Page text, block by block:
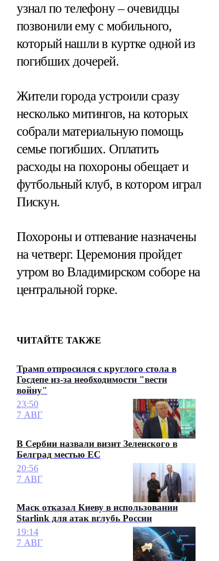
узнал по телефону – очевидцы
позвонили ему с мобильного,
который нашли в куртке одной из
погибших дочерей.
Жители города устроили сразу
несколько митингов, на которых
собрали материальную помощь
семье погибших. Оплатить
расходы на похороны обещает и
футбольный клуб, в котором играл
Пискун.
Похороны и отпевание назначены
на четверг. Церемония пройдет
утром во Владимирском соборе на
центральной горке.
ЧИТАЙТЕ ТАКЖЕ
Трамп отпросился с круглого стола в
Госдепе из-за необходимости "вести
войну"
23:50
7 АВГ
В Сербии назвали визит Зеленского в
Белград местью ЕС
20:56
7 АВГ
Маск отказал Киеву в использовании
Starlink для атак вглубь России
19:14
7 АВГ